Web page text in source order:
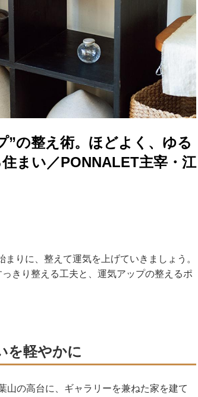
”の整え術。ほどよく、ゆる
まい／PONNALET主宰・江
りに、整えて運気を上げていきましょう。
っきり整える工夫と、運気アップの整えるポ
を軽やかに
山の高台に、ギャラリーを兼ねた家を建て